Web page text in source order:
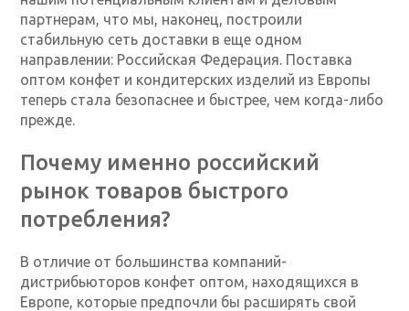
партнерам, что мы, наконец, построили
стабильную сеть доставки в еще одном
направлении: Российская Федерация. Поставка
оптом конфет и кондитерских изделий из Европы
теперь стала безопаснее и быстрее, чем когда-либо
прежде.
Почему именно российский
рынок товаров быстрого
потребления?
В отличие от большинства компаний-
дистрибьюторов конфет оптом, находящихся в
Европе, которые предпочли бы расширять свой